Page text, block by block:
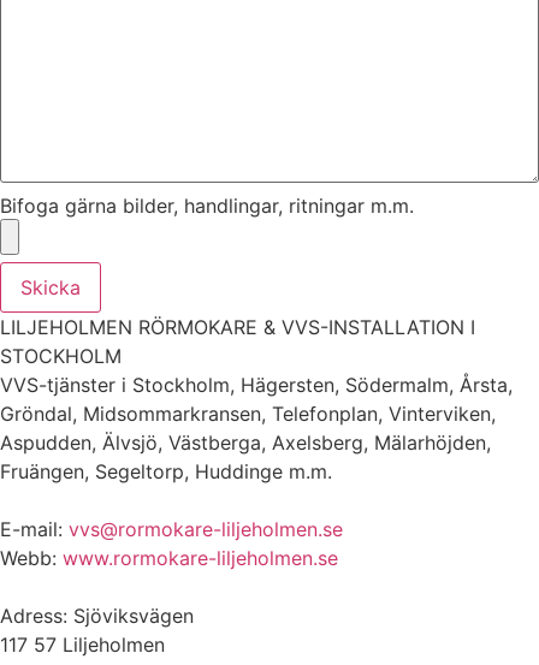
Bifoga gärna bilder, handlingar, ritningar m.m.
Skicka
LILJEHOLMEN RÖRMOKARE & VVS-INSTALLATION I
STOCKHOLM
VVS-tjänster i Stockholm, Hägersten, Södermalm, Årsta,
Gröndal, Midsommarkransen, Telefonplan, Vinterviken,
Aspudden, Älvsjö, Västberga, Axelsberg, Mälarhöjden,
Fruängen, Segeltorp, Huddinge m.m.
E-mail: vvs@rormokare-liljeholmen.se
Webb: www.rormokare-liljeholmen.se
Adress: Sjöviksvägen
117 57 Liljeholmen